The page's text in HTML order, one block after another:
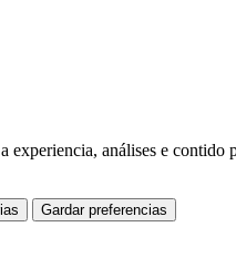
experiencia, análises e
Gardar preferencias